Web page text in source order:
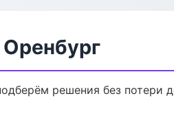
решения без потери